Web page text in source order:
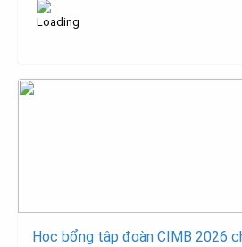
Học bổng tập đoàn CIMB 2026